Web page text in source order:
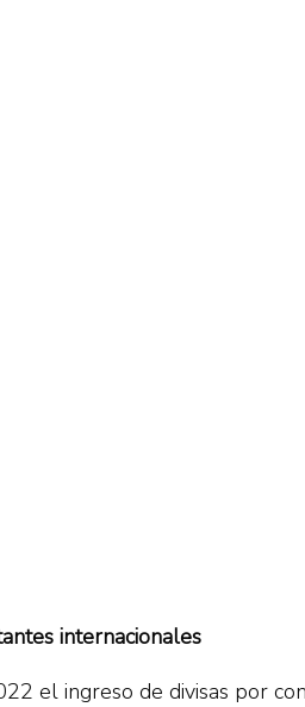
internacionales
el ingreso de divisas por